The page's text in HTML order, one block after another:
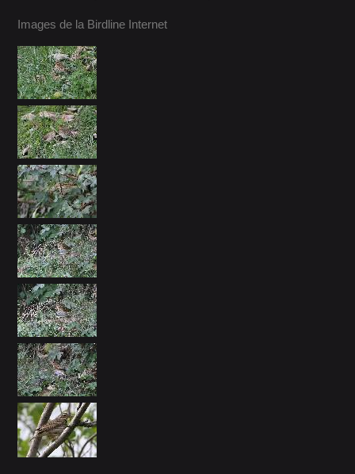
Images de la Birdline Internet